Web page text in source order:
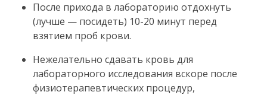
После прихода в лабораторию отдохнуть
(лучше — посидеть) 10-20 минут перед
взятием проб крови.
Нежелательно сдавать кровь для
лабораторного исследования вскоре после
физиотерапевтических процедур,